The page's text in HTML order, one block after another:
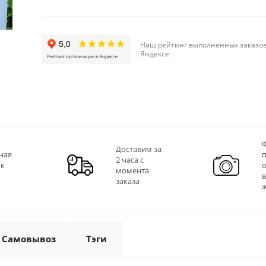
Наш рейтинг выполненных
Яндексе
Доставим за
2 часа с
момента
заказа
Самовывоз Тэги